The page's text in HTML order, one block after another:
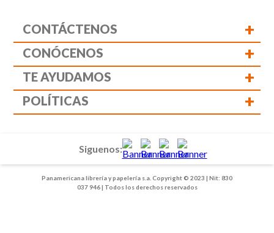
CONTÁCTENOS +
CONÓCENOS +
TE AYUDAMOS +
POLÍTICAS +
Panamericana librería y papelería s.a. Copyright © 2023 | Nit: 830
037 946 | Todos los derechos reservados
Siguenos: